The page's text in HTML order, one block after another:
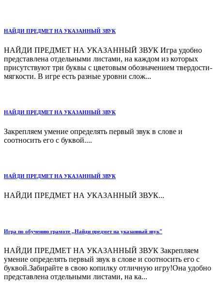
НАЙДИ ПРЕДМЕТ НА УКАЗАННЫЙ ЗВУК
НАЙДИ ПРЕДМЕТ НА УКАЗАННЫЙ ЗВУК Игра удобно
представлена отдельными листами, на каждом из которых
присутствуют три буквы с цветовым обозначением твердости-
мягкости. В игре есть разные уровни слож...
НАЙДИ ПРЕДМЕТ НА УКАЗАННЫЙ ЗВУК
Закрепляем умение определять первый звук в слове и
соотносить его с буквой....
НАЙДИ ПРЕДМЕТ НА УКАЗАННЫЙ ЗВУК
НАЙДИ ПРЕДМЕТ НА УКАЗАННЫЙ ЗВУК...
Игра по обучению грамоте ,,Найди предмет на указанный звук"
НАЙДИ ПРЕДМЕТ НА УКАЗАННЫЙ ЗВУК Закрепляем
умение определять первый звук в слове и соотносить его с
буквой.Забирайте в свою копилку отличную игру!Она удобно
представлена отдельными листами, на ка...